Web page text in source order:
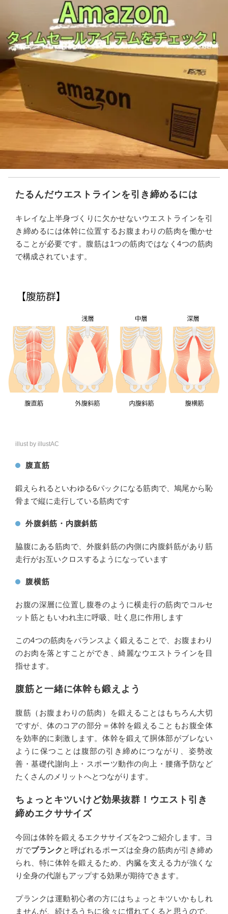
たるんだウエストラインを引き締めるには
キレイな上半身づくりに欠かせないウエストラインを引
き締めるには体幹に位置するお腹まわりの筋肉を働かせ
ることが必要です。腹筋は1つの筋肉ではなく4つの筋肉
で構成されています。
illust by illustAC
腹直筋
鍛えられるといわゆる6パックになる筋肉で、鳩尾から恥
骨まで縦に走行している筋肉です
外腹斜筋・内腹斜筋
脇腹にある筋肉で、外腹斜筋の内側に内腹斜筋があり筋
走行がお互いクロスするようになっています
腹横筋
お腹の深層に位置し腹巻のように横走行の筋肉でコルセ
ット筋ともいわれ主に呼吸、吐く息に作用します
この4つの筋肉をバランスよく鍛えることで、お腹まわり
のお肉を落とすことができ、綺麗なウエストラインを目
指せます。
腹筋と一緒に体幹も鍛えよう
腹筋（お腹まわりの筋肉）を鍛えることはもちろん大切
ですが、体のコアの部分＝体幹を鍛えることもお腹全体
を効率的に刺激します。体幹を鍛えて胴体部がブレない
ように保つことは腹部の引き締めにつながり、姿勢改
善・基礎代謝向上・スポーツ動作の向上・腰痛予防など
たくさんのメリットへとつながります。
ちょっとキツいけど効果抜群！ウエスト引き
締めエクササイズ
今回は体幹を鍛えるエクササイズを2つご紹介します。ヨ
ガでプランク と呼ばれるポーズは全身の筋肉が引き締め
られ、特に体幹を鍛えるため、内臓を支える力が強くな
り全身の代謝もアップする効果が期待できます。
プランクは運動初心者の方にはちょっとキツいかもしれ
ませんが、続けるうちに徐々に慣れてくると思うので、